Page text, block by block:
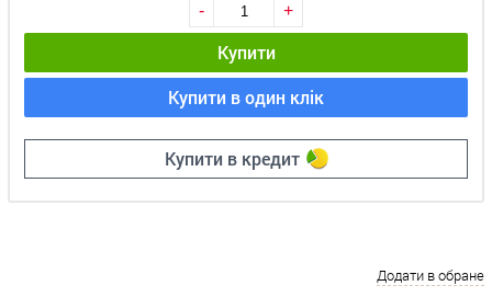
- +
Купити
Купити в один клік
Купити в кредит
Додати в обране